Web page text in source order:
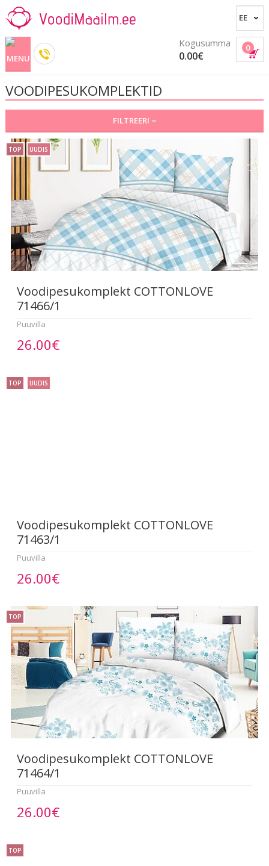
0
Kogusumma
0.00€
VOODIPESUKOMPLEKTID
FILTREERI
TOP UUDIS
Voodipesukomplekt COTTONLOVE
71466/1
Puuvilla
26.00€
TOP UUDIS
Voodipesukomplekt COTTONLOVE
71463/1
Puuvilla
26.00€
TOP
Voodipesukomplekt COTTONLOVE
71464/1
Puuvilla
26.00€
TOP